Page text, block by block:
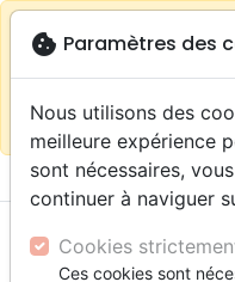
warningSelon votre
localisation (États-
sur la boutique La
menu
cookie Paramètres des
Nous utilisons des
meilleure expérience
sont nécessaires,
continuer à naviguer
Cookies
Ces cookies sont